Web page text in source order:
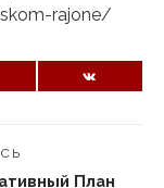
rajone/
План